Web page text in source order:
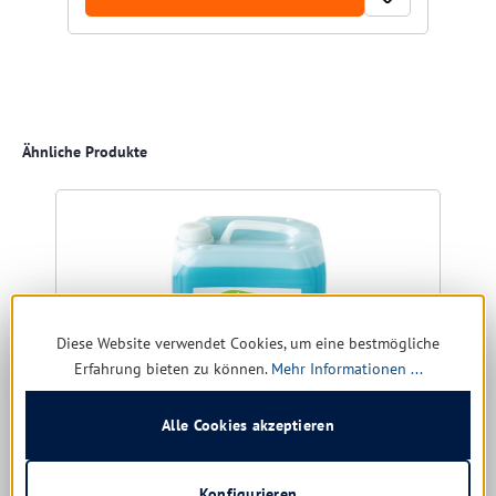
Produktgalerie überspringen
Ähnliche Produkte
Diese Website verwendet Cookies, um eine bestmögliche
Erfahrung bieten zu können. Mehr Informationen ...
Alle Cookies akzeptieren